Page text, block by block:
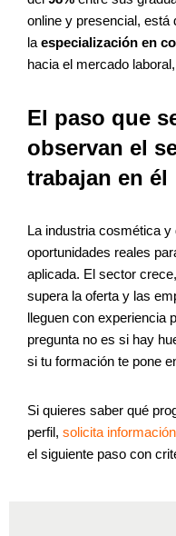
online y presencial, está
la especialización en
hacia el mercado
El paso que
observan el
trabajan en él
La industria cosmética
oportunidades reales
aplicada. El sector
supera la oferta y las
lleguen con experiencia
pregunta no es si hay
si tu formación te pone
Si quieres saber qué
perfil, solicita
el siguiente paso con